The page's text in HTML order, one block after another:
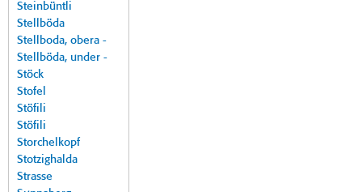
Steinbüntli
Stellböda
Stellboda, obera -
Stellböda, under -
Stöck
Stofel
Stöfili
Stöfili
Storchelkopf
Stotzighalda
Strasse